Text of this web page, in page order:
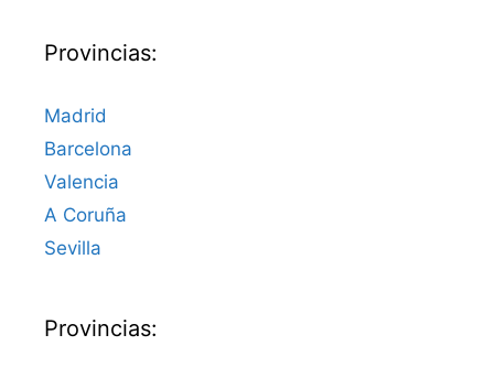
Provincias:
Madrid
Barcelona
Valencia
A Coruña
Sevilla
Provincias: